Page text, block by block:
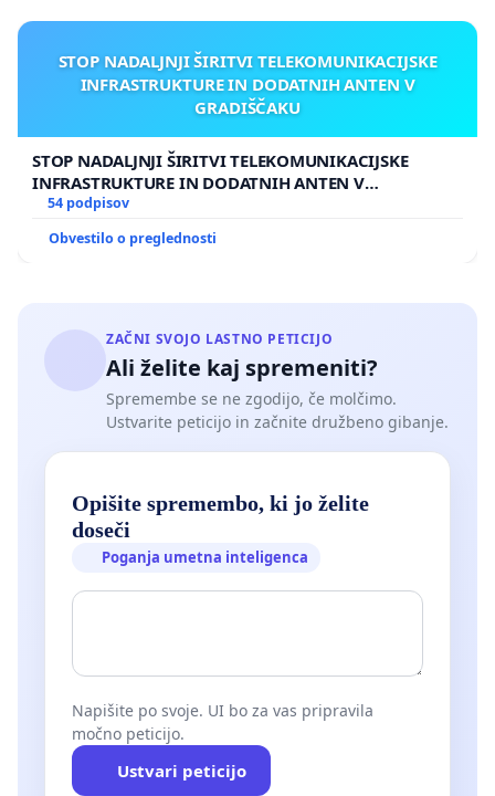
STOP NADALJNJI ŠIRITVI TELEKOMUNIKACIJSKE
INFRASTRUKTURE IN DODATNIH ANTEN V
GRADIŠČAKU
STOP NADALJNJI ŠIRITVI TELEKOMUNIKACIJSKE
INFRASTRUKTURE IN DODATNIH ANTEN V
GRADIŠČAKU
54 podpisov
Obvestilo o preglednosti
ZAČNI SVOJO LASTNO PETICIJO
Ali želite kaj spremeniti?
Spremembe se ne zgodijo, če molčimo.
Ustvarite peticijo in začnite družbeno gibanje.
Opišite spremembo, ki jo želite
doseči
Poganja umetna inteligenca
Napišite po svoje. UI bo za vas pripravila
močno peticijo.
Ustvari peticijo